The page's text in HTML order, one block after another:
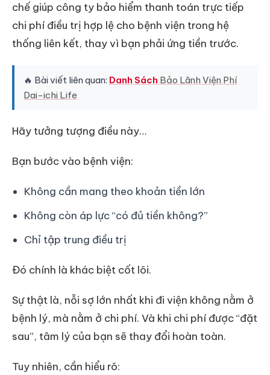
chế giúp công ty bảo hiểm thanh toán trực tiếp
chi phí điều trị hợp lệ cho bệnh viện trong hệ
thống liên kết, thay vì bạn phải ứng tiền trước.
🔥 Bài viết liên quan: Danh Sách Bảo Lãnh Viện Phí
Dai-ichi Life
Hãy tưởng tượng điều này…
Bạn bước vào bệnh viện:
Không cần mang theo khoản tiền lớn
Không còn áp lực “có đủ tiền không?”
Chỉ tập trung điều trị
Đó chính là khác biệt cốt lõi.
Sự thật là, nỗi sợ lớn nhất khi đi viện không nằm ở
bệnh lý, mà nằm ở chi phí. Và khi chi phí được “đặt
sau”, tâm lý của bạn sẽ thay đổi hoàn toàn.
Tuy nhiên, cần hiểu rõ: